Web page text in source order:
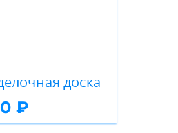
доска
₽